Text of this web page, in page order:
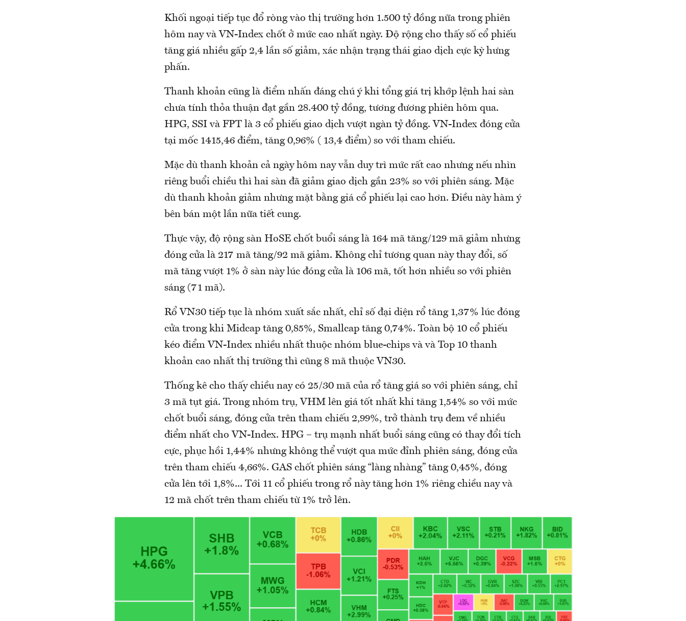
Khối ngoại tiếp tục đổ ròng vào thị trường hơn 1.500 tỷ đồng nữa trong phiên
hôm nay và VN-Index chốt ở mức cao nhất ngày. Độ rộng cho thấy số cổ phiếu
tăng giá nhiều gấp 2,4 lần số giảm, xác nhận trạng thái giao dịch cực kỳ hưng
phấn.
Thanh khoản cũng là điểm nhấn đáng chú ý khi tổng giá trị khớp lệnh hai sàn
chưa tính thỏa thuận đạt gần 28.400 tỷ đồng, tương đương phiên hôm qua.
HPG, SSI và FPT là 3 cổ phiếu giao dịch vượt ngàn tỷ đồng. VN-Index đóng cửa
tại mốc 1415,46 điểm, tăng 0,96% ( 13,4 điểm) so với tham chiếu.
Mặc dù thanh khoản cả ngày hôm nay vẫn duy trì mức rất cao nhưng nếu nhìn
riêng buổi chiều thì hai sàn đã giảm giao dịch gần 23% so với phiên sáng. Mặc
dù thanh khoản giảm nhưng mặt bằng giá cổ phiếu lại cao hơn. Điều này hàm ý
bên bán một lần nữa tiết cung.
Thực vậy, độ rộng sàn HoSE chốt buổi sáng là 164 mã tăng/129 mã giảm nhưng
đóng cửa là 217 mã tăng/92 mã giảm. Không chỉ tương quan này thay đổi, số
mã tăng vượt 1% ở sàn này lúc đóng cửa là 106 mã, tốt hơn nhiều so với phiên
sáng (71 mã).
Rổ VN30 tiếp tục là nhóm xuất sắc nhất, chỉ số đại diện rổ tăng 1,37% lúc đóng
cửa trong khi Midcap tăng 0,85%, Smallcap tăng 0,74%. Toàn bộ 10 cổ phiếu
kéo điểm VN-Index nhiều nhất thuộc nhóm blue-chips và và Top 10 thanh
khoản cao nhất thị trường thì cũng 8 mã thuộc VN30.
Thống kê cho thấy chiều nay có 25/30 mã của rổ tăng giá so với phiên sáng, chỉ
3 mã tụt giá. Trong nhóm trụ, VHM lên giá tốt nhất khi tăng 1,54% so với mức
chốt buổi sáng, đóng cửa trên tham chiếu 2,99%, trở thành trụ đem về nhiều
điểm nhất cho VN-Index. HPG – trụ mạnh nhất buổi sáng cũng có thay đổi tích
cực, phục hồi 1,44% nhưng không thể vượt qua mức đỉnh phiên sáng, đóng cửa
trên tham chiếu 4,66%. GAS chốt phiên sáng “làng nhàng” tăng 0,45%, đóng
cửa lên tới 1,8%... Tới 11 cổ phiếu trong rổ này tăng hơn 1% riêng chiều nay và
12 mã chốt trên tham chiếu từ 1% trở lên.